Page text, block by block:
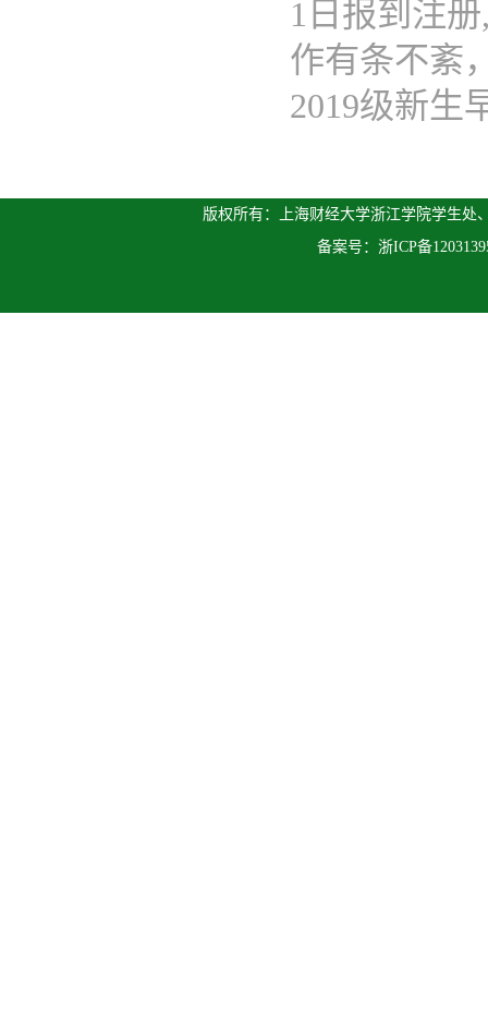
1日报到注
作有条不紊
2019级新生
版权所有：上海财经大学浙江学院学生
备案号： 浙ICP备